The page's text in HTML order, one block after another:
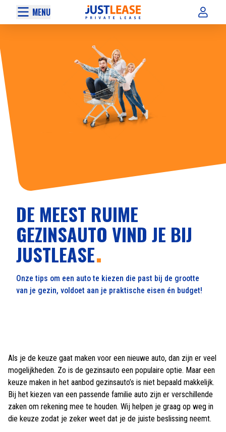
MENU
DE MEEST RUIME
GEZINSAUTO VIND JE BIJ
JUSTLEASE
Onze tips om een auto te kiezen die past bij de grootte
van je gezin, voldoet aan je praktische eisen én budget!
Als je de keuze gaat maken voor een nieuwe auto, dan zijn er veel
mogelijkheden. Zo is de gezinsauto een populaire optie. Maar een
keuze maken in het aanbod gezinsauto’s is niet bepaald makkelijk.
Bij het kiezen van een passende familie auto zijn er verschillende
zaken om rekening mee te houden. Wij helpen je graag op weg in
die keuze zodat je zeker weet dat je de juiste beslissing neemt.